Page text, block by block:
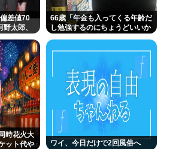
差値70
太郎、
法を徹底
66歳「年金も入ってくる年齢だ
し勉強するのにちょうどいいか
時花火大
ット代や
ワイ、今日だけで2回風俗へ